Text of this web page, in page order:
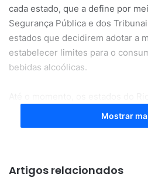
cada estado, que a define por
Segurança Pública e dos
estados que decidirem adotar a
estabelecer limites para o
bebidas alcoólicas.
Gerais informaram que não irão
bebidas. Espírito Santo e Santa
O TRE de São Paulo destacou
Mostrar
Artigos relacionados